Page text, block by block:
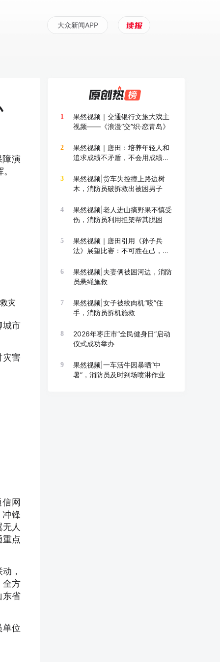
大众新闻APP
障演
灾
城市
灾害
网
锋
人
重点
，
全方
东省
单位
1
果然视频｜交通银行文旅大戏主
视频——《浪漫“交”织·恋青岛》
2
果然视频｜唐田：培养年轻人和
追求成绩不矛盾，不会用成绩换
3
果然视频|货车失控撞上路边树
木，消防员破拆救出被困男子
4
果然视频|老人进山摘野果不慎受
伤，消防员利用担架帮其脱困
5
果然视频｜唐田引用《孙子兵
法》展望比赛：不可胜在己，可
6
果然视频|夫妻俩被困河边，消防
员悬绳施救
7
果然视频|女子被绞肉机“咬”住
手，消防员拆机施救
8
2026年枣庄市“全民健身日”启动
仪式成功举办
9
果然视频|一车活牛因暴晒“中
暑”，消防员及时到场喷淋作业